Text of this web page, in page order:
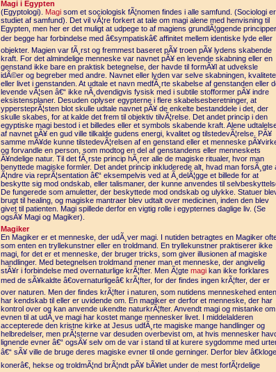
Magi i Egypten
(Egyptologi). Magi som et sociologisk fÃ¦nomen findes i alle samfund. (Sociologi er
studiet af samfund). Det vil vÃ¦re forkert at tale om magi alene med henvisning til
Egypten, men her er det muligt at udpege to af magiens grundlÃ¦ggende principper,
der begge har forbindelse med â€sympatiskâ€ affinitet mellem identiske lyde eller
objekter. Magien var fÃ¸rst og fremmest baseret pÃ¥ troen pÃ¥ lydens skabende
kraft. For det almindelige menneske var navnet pÃ¥ en levende skabning eller en
genstand ikke bare en praktisk betegnelse, der havde til formÃ¥l at udveksle
idÃ©er og begreber med andre. Navnet eller lyden var selve skabningen,
eller livet i genstanden. At udtale et navn medfÃ¸rte skabelse af genstanden eller
levende vÃ¦sen â€“ ikke nÃ¸dvendigvis fysisk med i subtile stofformer pÃ¥ indre
eksistensplaner. Desuden oplyser egypterne i flere skabelsesberetninger, at
yppersteprÃ¦sten blot skulle udtale navnet pÃ¥ de enkelte bestanddele i det, der
skulle skabes, for at kalde det frem til objektiv tilvÃ¦relse. Det andet princip i den
egyptiske magi bestod i et billedes eller et symbols skabende kraft. Alene
af navnet pÃ¥ en gud ville tilkalde gudens energi, kvalitet og tilstedevÃ¦relse. PÃ¥
samme mÃ¥de kunne tilstedevÃ¦relsen af en genstand eller et menneske
og forvandle en person, som modtog en del af genstandens eller menneskets
Ã¥ndelige natur. Til det fÃ¸rste princip hÃ¸rer alle de magiske ritualer, hvor man
benyttede magiske formler. Det andet princip inkluderede alt, hvad man forsÃ¸gte
Ã¦ndre via reprÃ¦sentation â€“ eksempelvis ved at Ã¸delÃ¦gge et billede for at
beskytte sig mod ondskab, eller talismaner, der kunne anvendes til
De fungerede som amuletter, der beskyttede mod ondskab og ulykke. Statuer
brugt til healing, og magiske mantraer blev udtalt over medicinen, inden den blev
givet til patienten. Magi spillede derfor en vigtig rolle i egypternes daglige liv. (Se
ogsÃ¥ Magi og Magiker).
Magiker
En Magiker er et menneske, der udÃ¸ver magi. I nutiden betragtes en Magiker
som enten en tryllekunstner eller en troldmand. En tryllekunstner praktiserer ikke
magi, for det er et menneske, der bruger tricks, som giver illusionen af magiske
handlinger. Med betegnelsen troldmand mener man et menneske, der angivelig
stÃ¥r i forbindelse med overnaturlige krÃ¦fter. Men Ã¦gte magi kan ikke forklares
med de sÃ¥kaldte â€overnaturligeâ€ krÃ¦fter, for der findes ingen krÃ¦fter, der er
over naturen. Men der findes krÃ¦fter i naturen, som nutidens menneskehed enten
har kendskab til eller er uvidende om. En magiker er derfor et menneske, der har
kontrol over og kan anvende ukendte naturkrÃ¦fter. Anvendt magi og mistanke om
evnen til at udÃ¸ve magi har kostet mange mennesker livet. I middelalderen
accepterede den kristne kirke at Jesus udfÃ¸rte magiske mange handlinger og
helbredelser, men prÃ¦sterne var desuden overbevist om, at hvis mennesker
lignende evner â€“ ogsÃ¥ selv om de var i stand til at kurere sygdomme med
â€“ sÃ¥ ville de bruge deres magiske evner til onde gerninger. Derfor blev â€kloge
konerâ€, hekse og troldmÃ¦nd brÃ¦ndt pÃ¥ bÃ¥let under de mest forfÃ¦rdelige